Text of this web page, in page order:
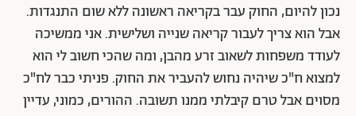
נכון להיום, החוק עבר בקריאה ראשונה ללא שום התנגדות.
אבל הוא צריך לעבור קריאה שנייה ושלישית. אני ממשיכה
לעודד משפחות לשאוב זרע מהבן, ומה שהכי חשוב לי הוא
למצוא ח"כ שיהיה נחוש להעביר את החוק. פניתי כבר לח"כ
מסוים אבל טרם קיבלתי ממנו תשובה. ההורים, כמוני, עדיין